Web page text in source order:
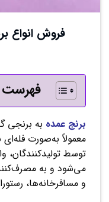
فروش انواع
برنج عمده به برنجی
معمولاً به‌صورت
توسط تولیدکنندگان،
می‌شود و به
و مسافرخانه‌ها،